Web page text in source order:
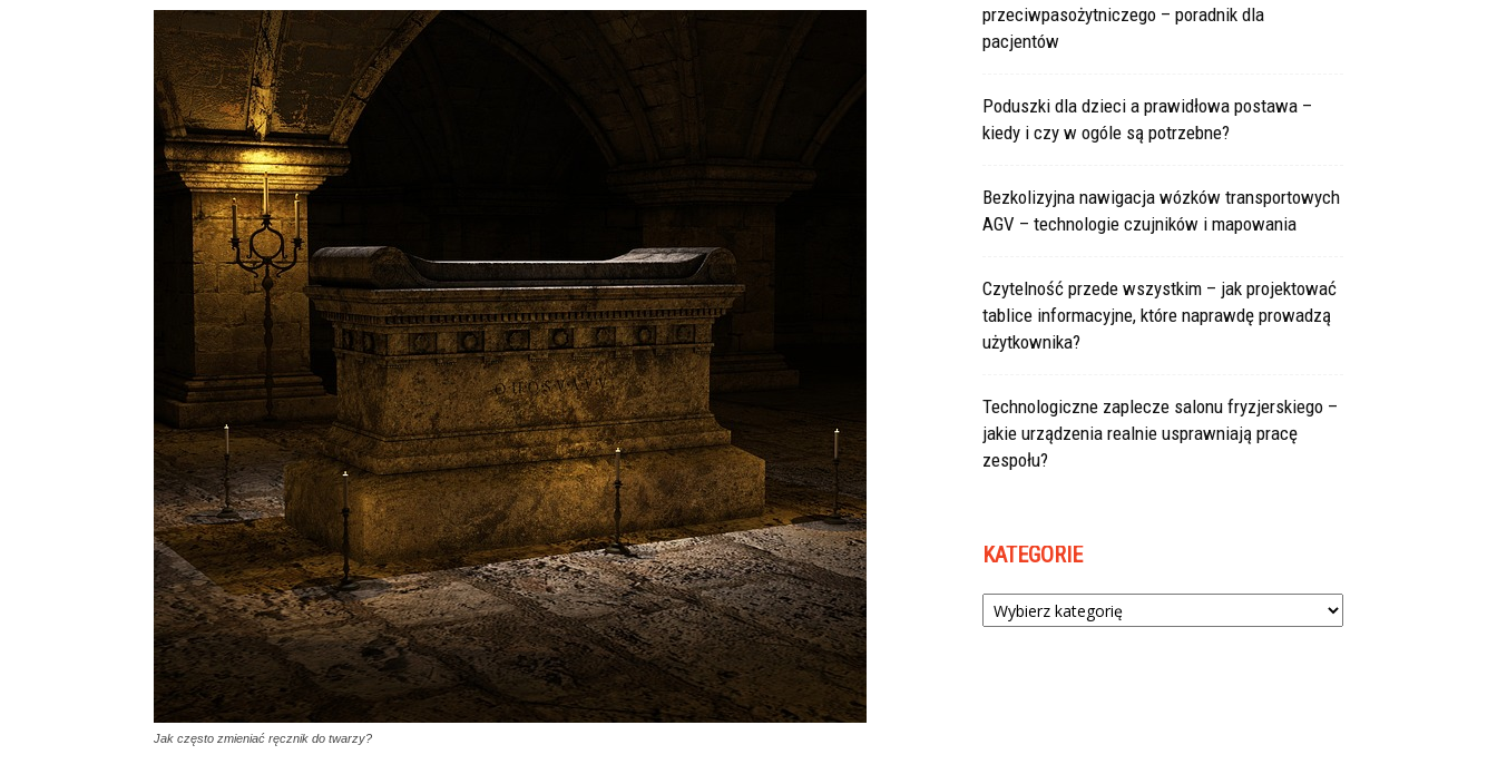
Jak często zmieniać ręcznik do twarzy?
przeciwpasożytniczego – poradnik dla
pacjentów
Poduszki dla dzieci a prawidłowa postawa –
kiedy i czy w ogóle są potrzebne?
Bezkolizyjna nawigacja wózków transportowych
AGV – technologie czujników i mapowania
Czytelność przede wszystkim – jak projektować
tablice informacyjne, które naprawdę prowadzą
użytkownika?
Technologiczne zaplecze salonu fryzjerskiego –
jakie urządzenia realnie usprawniają pracę
zespołu?
KATEGORIE
Kategorie